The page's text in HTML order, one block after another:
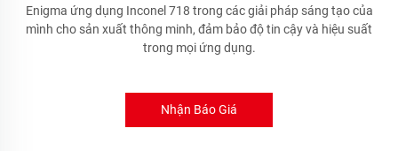
Enigma ứng dụng Inconel 718 trong các giải pháp sáng tạo của
mình cho sản xuất thông minh, đảm bảo độ tin cậy và hiệu suất
trong mọi ứng dụng.
Nhận Báo Giá